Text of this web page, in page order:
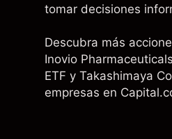
tomar decisiones
Descubra más
Inovio
ETF y Takashimaya
empresas en